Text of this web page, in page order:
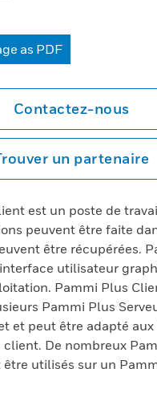
as PDF
Contactez-nous
un partenaire
est un poste de
peuvent être faite
être récupérées.
utilisateur
Pammi Plus
Pammi Plus
et peut être adapté aux
De nombreux
utilisés sur un